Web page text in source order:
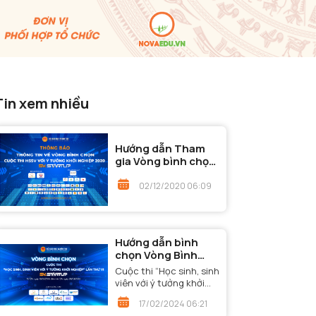
xem nhiều
Hướng dẫn Tham
gia Vòng bình chọn
sinh, sinh viên với ý
02/12/2020 06:09
Hướng dẫn bình
chọn Vòng Bình
chọn - Cuộc thi
“Học sinh, sinh viên
với ý tưởng khởi
nghiệp” lần thứ VI
Cuộc thi “Học sinh, sinh
viên với ý tưởng khởi
nghiệp” lần thứ VI đã
bước đến Vòng Bình
17/02/2024 06:21